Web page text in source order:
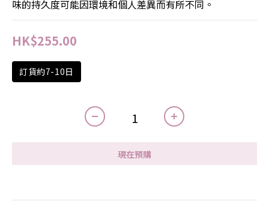
味的持久度可能因環境和個人差異而有所不同。
HK$255.00
訂貨約7-10日
現在預購